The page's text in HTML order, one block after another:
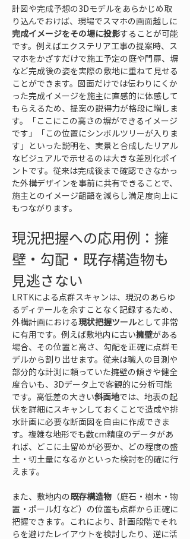
計図や完成予想の3Dモデルをあらかじめ取
り込んでおけば、現場でスマホの画面越しに
完成イメージをその場に投影することが可能
です。例えばエクステリア工事の提案時、ス
マホをかざすだけで施工予定の庭や門扉、塀
など完成後の姿を実際の敷地に重ねて見せる
ことができます。図面だけでは伝わりにくか
った完成イメージを施主に直感的に体感して
もらえるため、提案の説得力が格段に増しま
す。「ここにこの高さの塀ができるイメージ
です」「この位置にシンボルツリーが入りま
す」といった説明を、実景と合成したリアル
なビジュアルで示せるのは大きな差別化ポイ
ントです。従来は完成後まで確認できなかっ
た外構デザインを事前に共有できることで、
施主とのイメージ齟齬を減らし満足度向上に
もつながります。
現況把握への応用例：擁
壁・勾配・既存構造物も
見逃さない
LRTKによる点群スキャンは、現況のあらゆ
るディテールを余すことなく記録するため、
外構計画における現状把握ツールとして非常
に有用です。例えば敷地内に古い擁壁がある
場合、その位置と高さ、勾配を正確に点群モ
デルから割り出せます。従来は職人の目測や
部分的な計測に頼っていた擁壁の傾きや健全
度合いも、3Dデータ上で客観的に分析可能
です。高低差の大きい斜面地では、地表の起
伏を詳細にスキャンしておくことで造成や排
水計画に必要な断面図を自由に作成できま
す。複雑な地形でも数cm精度のデータがあ
れば、どこに土留めが必要か、どの程度の盛
土・切土量になるかといった検討を的確に行
えます。
また、敷地内の既存構造物 （庭石・樹木・物
置・ポール灯など）の位置も点群から正確に
把握できます。これにより、計画段階でそれ
らを避けたレイアウトを検討したり、逆に活